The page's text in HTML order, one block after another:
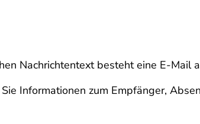
Nachrichtentext besteht eine E-Mail
Informationen zum Empfänger,